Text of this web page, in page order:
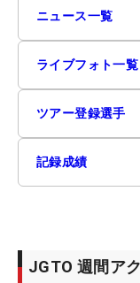
ニュース一覧
ライブフォト一覧
ツアー登録選手
記録成績
JGTO 週間ア